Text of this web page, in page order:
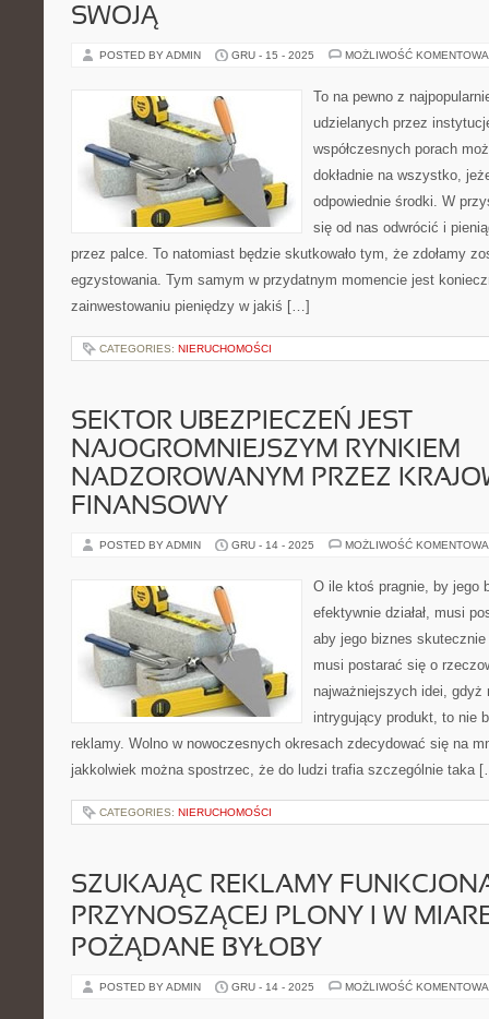
SWOJĄ
POSTED BY ADMIN GRU - 15 - 2025 MOŻLIWOŚĆ
To na pewno z
udzielanych przez
współczesnych porach
dokładnie na wszystko,
odpowiednie środki. W
się od nas odwrócić i
przez palce. To natomiast będzie skutkowało tym, że zdołamy
egzystowania. Tym samym w przydatnym momencie jest
zainwestowaniu pieniędzy w jakiś […]
CATEGORIES: NIERUCHOMOŚCI
SEKTOR UBEZPIECZEŃ JEST
NAJOGROMNIEJSZYM RYNKIEM
NADZOROWANYM PRZEZ
FINANSOWY
POSTED BY ADMIN GRU - 14 - 2025 MOŻLIWOŚĆ
O ile ktoś pragnie, by jego
efektywnie działał, musi
aby jego biznes skutecznie
musi postarać się o
najważniejszych idei, gdyż
intrygujący produkt, to nie
reklamy. Wolno w nowoczesnych okresach zdecydować się na
jakkolwiek można spostrzec, że do ludzi trafia szczególnie taka
CATEGORIES: NIERUCHOMOŚCI
SZUKAJĄC REKLAMY
PRZYNOSZĄCEJ PLONY I W
POŻĄDANE BYŁOBY
POSTED BY ADMIN GRU - 14 - 2025 MOŻLIWOŚĆ